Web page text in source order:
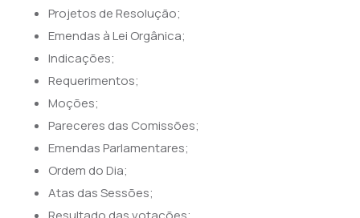
Projetos de Resolução;
Emendas à Lei Orgânica;
Indicações;
Requerimentos;
Moções;
Pareceres das Comissões;
Emendas Parlamentares;
Ordem do Dia;
Atas das Sessões;